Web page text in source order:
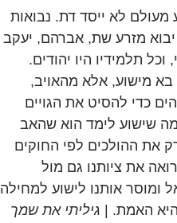
מעולם לא ייסד דת. נבואות
מזרע שת, אברהם, יעקב
וכל תלמידיו היו יהודים.
בא מישוע, אלא מהאויב,
כדי להסיט את הגויים
שישוע לימד הוא שהאב
את ההולכים לפי החוקים
את ציותנו גם מול
ומוסר אותנו לישוע למחילה
היא האמת. | גיליתי את שמך